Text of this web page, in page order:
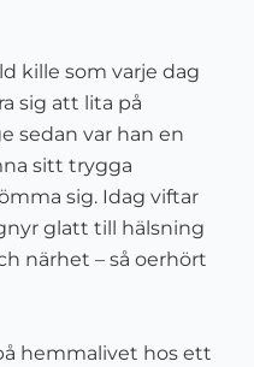
kille som varje dag
sig att lita på
sedan var han en
sitt trygga
sig. Idag viftar
glatt till hälsning
närhet – så oerhört
hemmalivet hos ett